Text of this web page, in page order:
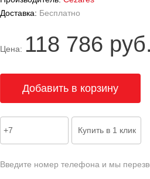
Доставка: Бесплатно
Цена: 118 786 руб.
Введите номер телефона и мы